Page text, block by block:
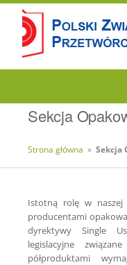
Sekcja
Strona główna » Sekcja
Istotną rolę w naszej
producentami
dyrektywy Single
legislacyjne
półproduktami